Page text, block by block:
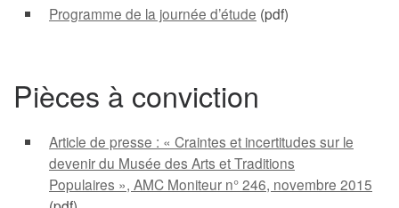
Programme de la journée d’étude (pdf)
Pièces à conviction
Article de presse : « Craintes et incertitudes sur le
devenir du Musée des Arts et Traditions
Populaires », AMC Moniteur n° 246, novembre 2015